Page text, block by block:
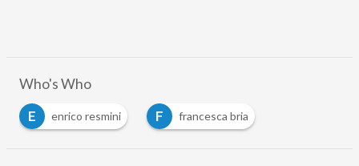
Who's Who
E
enrico resmini F francesca bria